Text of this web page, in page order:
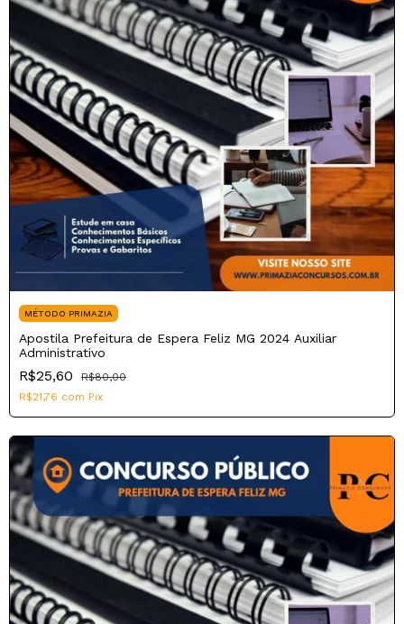
MÉTODO PRIMAZIA
Apostila Prefeitura de Espera Feliz MG 2024 Auxiliar
Administrativo
R$25,60
R$80,00
R$21,76 com Pix